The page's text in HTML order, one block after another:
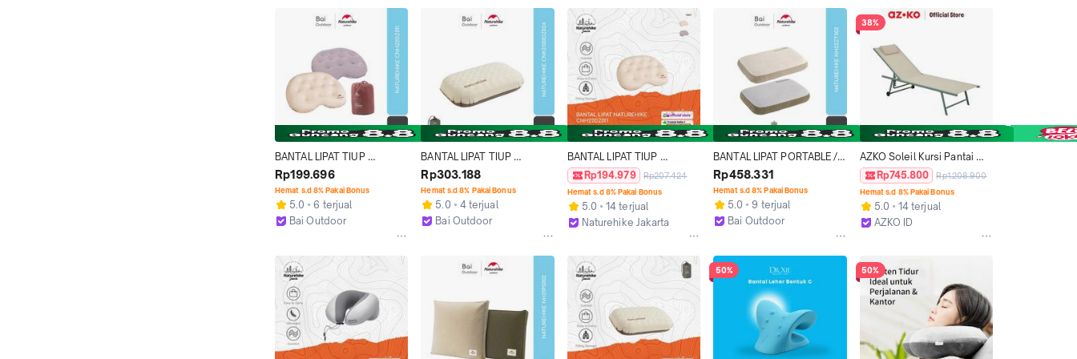
BANTAL LIPAT TIUP
PORTABLE / TRAVEL
CAMPING NATUREHIKE
CNH22DZ011
Rp199.696
Hemat s.d 8% Pakai Bonus
5.0
6 terjual
Bai Outdoor
BANTAL LIPAT TIUP
PORTABLE CAMPING
NATUREHIKE
CNK2300DZ024
Rp303.188
Hemat s.d 8% Pakai Bonus
5.0
4 terjual
Bai Outdoor
BANTAL LIPAT TIUP
PORTABLE / TRAVEL
CAMPING NATUREHIKE
CNH22DZ011
Rp194.979 Rp207.424
Hemat s.d 8% Pakai Bonus
5.0
14 terjual
Naturehike Jakarta
BANTAL LIPAT PORTABLE /
TRAVEL / CAMPING
NATUREHIKE NH22ZT002
Rp458.331
Hemat s.d 8% Pakai Bonus
5.0
9 terjual
Bai Outdoor
38%
AZKO Soleil Kursi Pantai
Fabric 5 Posisi Dengan
Bantal & Roda - Putih Ivory
Kursi Pantai Reclining
Outdoor Leisure Portable
Rp745.800 Rp1.208.900
Hemat s.d 8% Pakai Bonus
5.0
14 terjual
AZKO ID
50% 50%